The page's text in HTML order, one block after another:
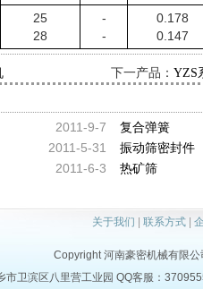
25
28
-
-
0.178
0.147
下一产品： YZS
2011-9-7
复合弹簧
2011-5-31 振动筛密封件
2011-6-3 热矿筛
关于我们 联系方式|
Copyright 河南豪密机械有限
市卫滨区八里营工业园 QQ客服：